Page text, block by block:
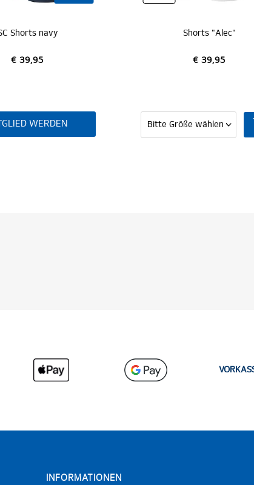
Shorts "Alec"
€ 39,95
Boxershorts Doppelpack
€ 24,95
INFORMATIONEN